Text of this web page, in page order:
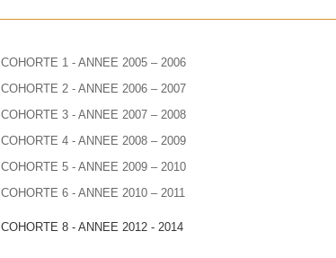
COHORTE 1 - ANNEE 2005 – 2006
COHORTE 2 - ANNEE 2006 – 2007
COHORTE 3 - ANNEE 2007 – 2008
COHORTE 4 - ANNEE 2008 – 2009
COHORTE 5 - ANNEE 2009 – 2010
COHORTE 6 - ANNEE 2010 – 2011
COHORTE 8 - ANNEE 2012 - 2014